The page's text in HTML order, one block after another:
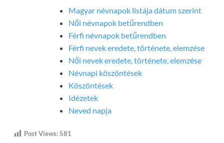
Magyar névnapok listája dátum szerint
Női névnapok betűrendben
Férfi névnapok betűrendben
Férfi nevek eredete, története, elemzése
Női nevek eredete, története, elemzése
Névnapi köszöntések
Köszöntések
Idézetek
Neved napja
Post Views: 581